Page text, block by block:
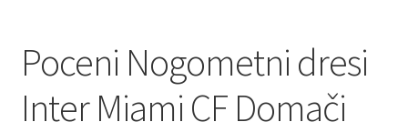
Poceni Nogometni dresi
Inter Miami CF Domači